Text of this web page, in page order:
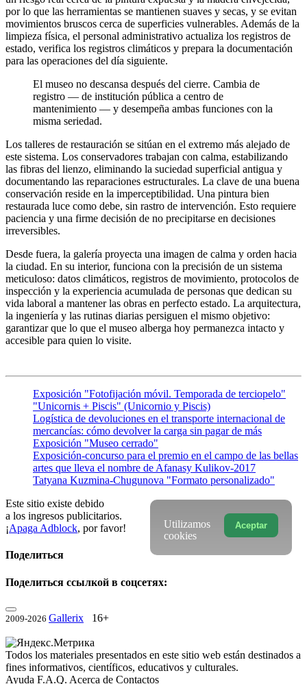
por lo que las herramientas se mantienen suaves y secas, y se evitan
movimientos bruscos cerca de superficies vulnerables. Además de la
limpieza física, el personal administrativo actualiza los registros de
estado, verifica los registros climáticos y prepara la documentación
para las operaciones del día siguiente.
El museo no descansa después del cierre. Cambia de
registro — de institución pública a centro de
mantenimiento — y desempeña ambas funciones con la
misma seriedad.
Los talleres de restauración se sitúan en el extremo más alejado de
este sistema. Los conservadores trabajan con calma, estabilizando
las fibras del lienzo, eliminando la suciedad superficial antigua y
documentando las reparaciones estructurales. La clave de una buena
conservación reside en la imperceptibilidad. Una pintura bien
restaurada luce como debe, sin rastro de intervención. Esto requiere
paciencia y una firme decisión de no precipitarse en decisiones
irreversibles.
Desde fuera, la galería proyecta una imagen de calma y orden hacia
la ciudad. En su interior, funciona con la precisión de un sistema
meticuloso: datos climáticos, registros de movimiento, protocolos de
inspección y la experiencia acumulada de personas que dedican su
vida laboral a mantener las obras en perfecto estado. La arquitectura,
la ingeniería y las rutinas diarias persiguen el mismo objetivo:
garantizar que lo que el museo alberga hoy permanezca intacto y
accesible para quien lo visite.
Exposición "Fotofijación móvil. Temporada de terciopelo"
"Unicornis + Piscis" (Unicornio y Piscis)
Logística de devoluciones en el transporte internacional de
mercancías: cómo devolver la carga sin pagar de más
Exposición "Museo cerrado"
Exposición-concurso para el premio en el campo de las bellas
artes que lleva el nombre de Afanasy Kulikov-2017
Tatyana Kuzmina-Chugunova "Formato personalizado"
Este sitio existe debido
a los ingresos publicitarios.
¡Apaga Adblock, por favor!
Поделиться
Поделиться ссылкой в соцсетях:
2009-2026 Gallerix 16+
Todos los materiales presentados en este sitio web están destinados a
fines informativos, científicos, educativos y culturales.
Ayuda F.A.Q. Acerca de Contactos
Aceptar
Utilizamos
cookies